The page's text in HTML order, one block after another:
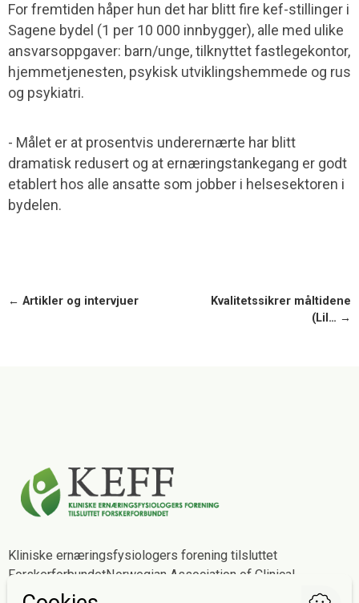
For fremtiden håper hun det har blitt fire kef-stillinger i
Sagene bydel (1 per 10 000 innbygger), alle med ulike
ansvarsoppgaver: barn/unge, tilknyttet fastlegekontor,
hjemmetjenesten, psykisk utviklingshemmede og rus
og psykiatri.
- Målet er at prosentvis underernærte har blitt
dramatisk redusert og at ernæringstankegang er godt
etablert hos alle ansatte som jobber i helsesektoren i
bydelen.
← Artikler og intervjuer
Kvalitetssikrer måltidene
(Lil… →
Kliniske ernæringsfysiologers forening tilsluttet
ForskerforbundetNorwegian Association of Clinical
Dietitians affiliated with The Norwegian Association of